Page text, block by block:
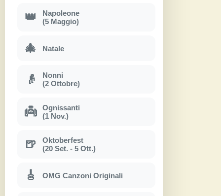
👑
Napoleone
(5 Maggio)
🎄 Natale
👴
Nonni
(2 Ottobre)
👼
Ognissanti
(1 Nov.)
🍺
Oktoberfest
(20 Set. - 5 Ott.)
🎸 OMG Canzoni Originali